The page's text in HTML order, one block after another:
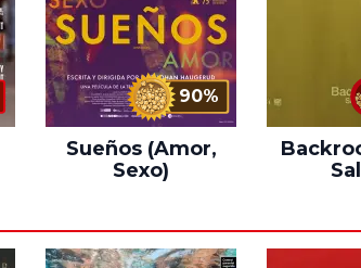
90%
Sueños (Amor,
Sexo)